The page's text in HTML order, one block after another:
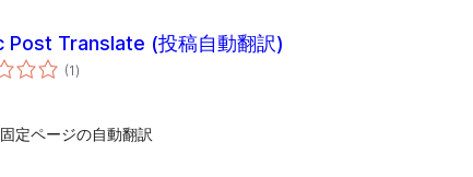
Post Translate (投稿自動翻訳)
(1個
の)
定ページの自動翻訳